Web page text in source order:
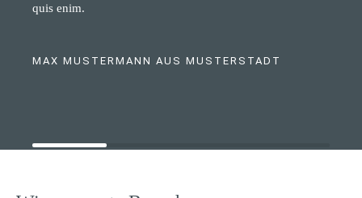
quis enim.
MAX MUSTERMANN AUS MUSTERSTADT